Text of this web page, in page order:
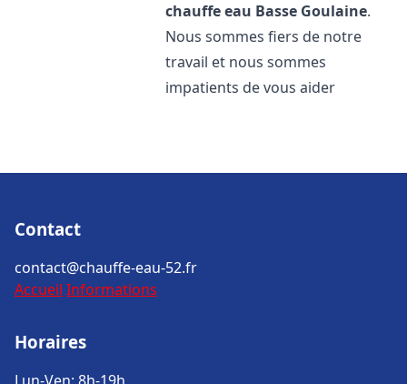
chauffe eau Basse Goulaine.
Nous sommes fiers de notre
travail et nous sommes
impatients de vous aider
Contact
contact@chauffe-eau-52.fr
Accueil Informations
Horaires